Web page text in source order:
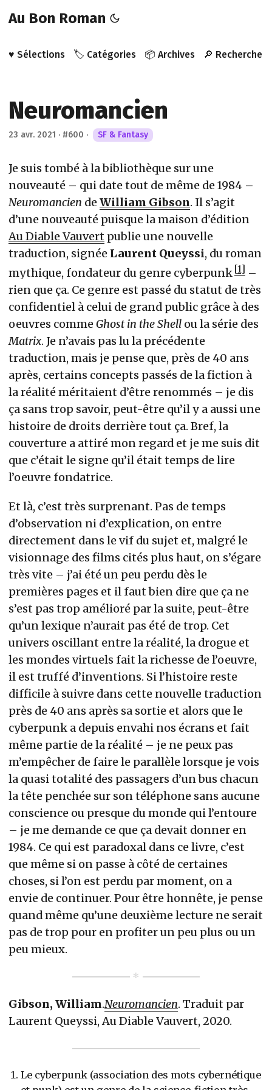
Au Bon Roman
♥️ Sélections 🏷️ Catégories 📦 Archives 🔎 Recherche
Neuromancien
23 avr. 2021 · #600 · SF & Fantasy
Je suis tombé à la bibliothèque sur une
nouveauté – qui date tout de même de 1984 –
Neuromancien deWilliam Gibson. Il s’agit
d’une nouveauté puisque la maison d’édition
Au Diable Vauvert publie une nouvelle
traduction, signée Laurent Queyssi, du roman
mythique, fondateur du genre cyberpunk 1
–
rien que ça. Ce genre est passé du statut de très
confidentiel à celui de grand public grâce à des
oeuvres commeGhost in the Shell ou la série des
Matrix. Je n’avais pas lu la précédente
traduction, mais je pense que, près de 40 ans
après, certains concepts passés de la fiction à
la réalité méritaient d’être renommés – je dis
ça sans trop savoir, peut-être qu’il y a aussi une
histoire de droits derrière tout ça. Bref, la
couverture a attiré mon regard et je me suis dit
que c’était le signe qu’il était temps de lire
l’oeuvre fondatrice.
Et là, c’est très surprenant. Pas de temps
d’observation ni d’explication, on entre
directement dans le vif du sujet et, malgré le
visionnage des films cités plus haut, on s’égare
très vite – j’ai été un peu perdu dès le
premières pages et il faut bien dire que ça ne
s’est pas trop amélioré par la suite, peut-être
qu’un lexique n’aurait pas été de trop. Cet
univers oscillant entre la réalité, la drogue et
les mondes virtuels fait la richesse de l’oeuvre,
il est truffé d’inventions. Si l’histoire reste
difficile à suivre dans cette nouvelle traduction
près de 40 ans après sa sortie et alors que le
cyberpunk a depuis envahi nos écrans et fait
même partie de la réalité – je ne peux pas
m’empêcher de faire le parallèle lorsque je vois
la quasi totalité des passagers d’un bus chacun
la tête penchée sur son téléphone sans aucune
conscience ou presque du monde qui l’entoure
– je me demande ce que ça devait donner en
1984. Ce qui est paradoxal dans ce livre, c’est
que même si on passe à côté de certaines
choses, si l’on est perdu par moment, on a
envie de continuer. Pour être honnête, je pense
quand même qu’une deuxième lecture ne serait
pas de trop pour en profiter un peu plus ou un
peu mieux.
Gibson, William.Neuromancien. Traduit par
Laurent Queyssi, Au Diable Vauvert, 2020.
Le cyberpunk (association des mots cybernétique